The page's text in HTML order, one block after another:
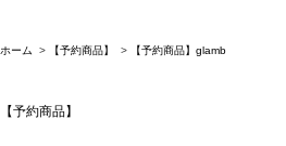
ホーム > 【予約商品】 > 【予約商品】glamb
【予約商品】